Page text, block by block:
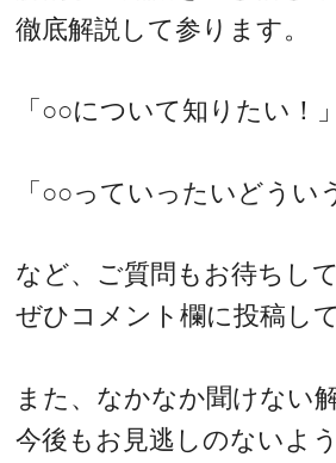
徹底解説して参ります。
「○○について知りたい！」
「○○っていったいどうい
など、ご質問もお待ちし
ぜひコメント欄に投稿し
また、なかなか聞けない
今後もお見逃しのないよ